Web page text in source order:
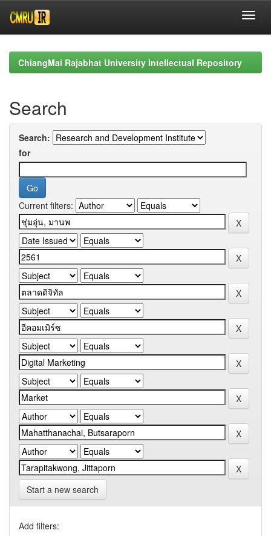
navigationChiangMai Rajabhat University Intellectual Repository
Search
Search:
for
Current filters:
Start a new search
Add filters: